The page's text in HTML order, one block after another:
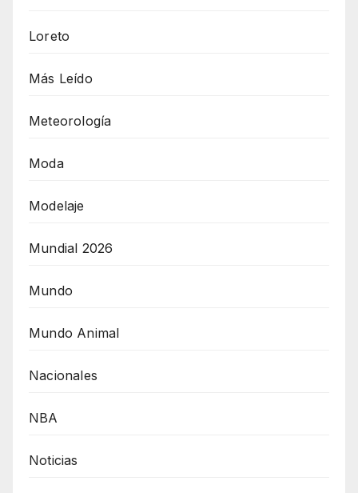
Loreto
Más Leído
Meteorología
Moda
Modelaje
Mundial 2026
Mundo
Mundo Animal
Nacionales
NBA
Noticias